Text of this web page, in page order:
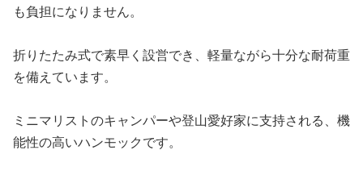
も負担になりません。
折りたたみ式で素早く設営でき、軽量ながら十分な耐荷重
を備えています。
ミニマリストのキャンパーや登山愛好家に支持される、機
能性の高いハンモックです。